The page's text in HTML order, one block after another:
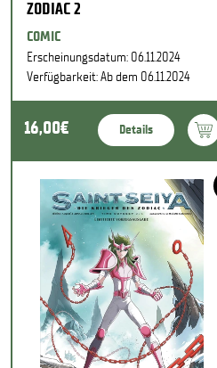
ZODIAC 2
COMIC
Erscheinungsdatum: 06.11.2024
Verfügbarkeit: Ab dem 06.11.2024
16,00€ Details